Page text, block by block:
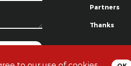
Partners
Thanks